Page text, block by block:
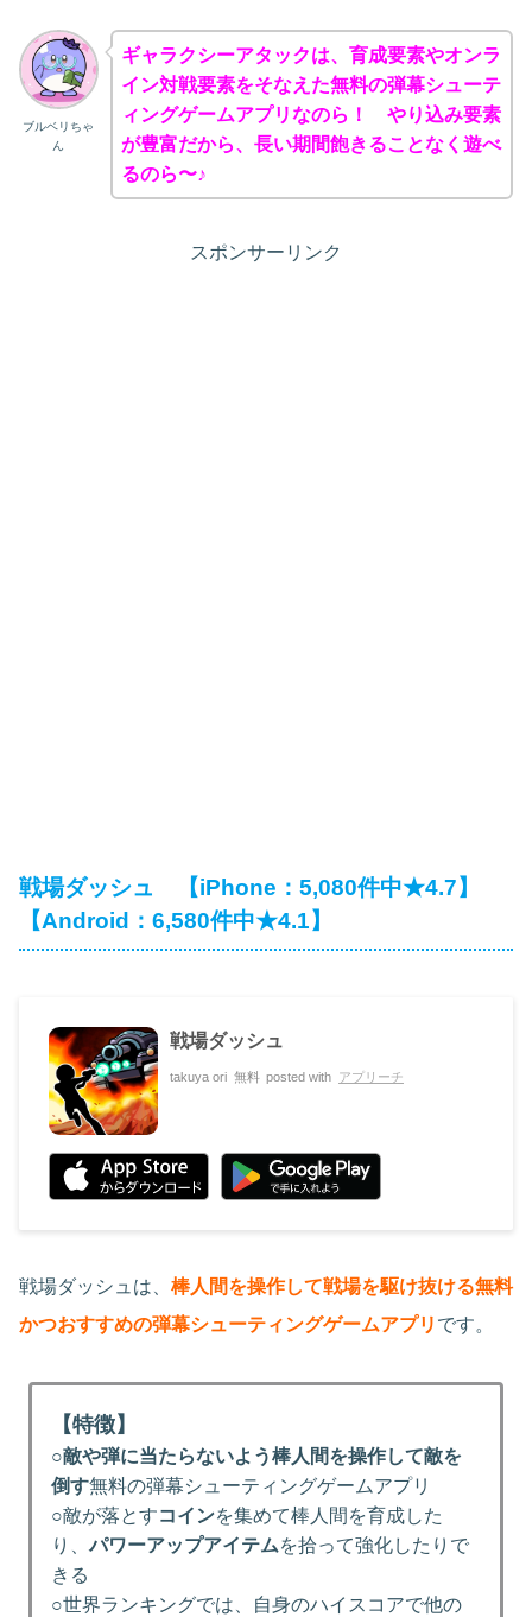
ブルベリちゃ
ん
ギャラクシーアタックは、育成要素やオンラ
イン対戦要素をそなえた無料の弾幕シューテ
ィングゲームアプリなのら！ やり込み要素
が豊富だから、長い期間飽きることなく遊べ
るのら〜♪
スポンサーリンク
戦場ダッシュ 【iPhone：5,080件中★4.7】
【Android：6,580件中★4.1】
戦場ダッシュ
takuya ori 無料 posted with アプリーチ
戦場ダッシュは、 棒人間を操作して戦場を駆け抜ける無料
かつおすすめの弾幕シューティングゲームアプリ です。
【特徴】
○敵や弾に当たらないよう棒人間を操作して敵を
倒す無料の弾幕シューティングゲームアプリ
○敵が落とすコインを集めて棒人間を育成した
り、パワーアップアイテムを拾って強化したりで
きる
○世界ランキングでは、自身のハイスコアで他の